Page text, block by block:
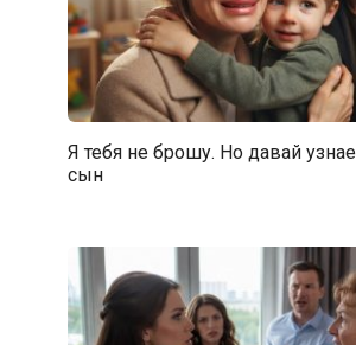
Я тебя не брошу. Но давай
сын